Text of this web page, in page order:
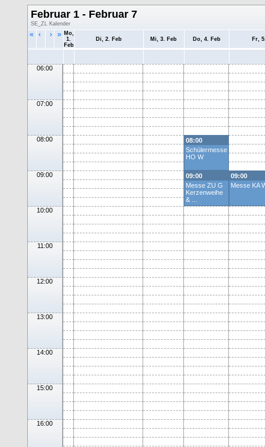
Februar 1 - Februar 7
SE_ZL Kalender
« ‹ › » Mo,
1.
Feb
Di, 2. Feb Mi, 3. Feb Do, 4. Feb Fr,
06:00
07:00
08:00
08:00
Schülermesse
HO W
09:00
09:00
Messe ZU G
Kerzenweihe
& ...
09:00
Messe KA
10:00
11:00
12:00
13:00
14:00
15:00
16:00